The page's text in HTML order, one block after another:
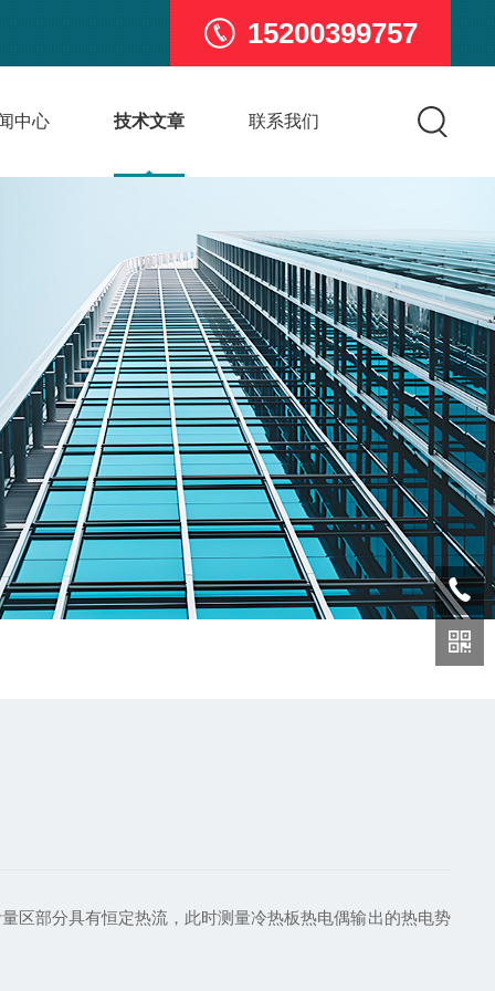
15200399757
中心 技术文章 联系我们
区部分具有恒定热流，此时测量冷热板热电偶输出的热电势